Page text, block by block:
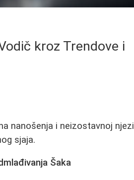
kroz Trendove i
nanošenja i neizostavnoj njezi
sjaja.
Šaka